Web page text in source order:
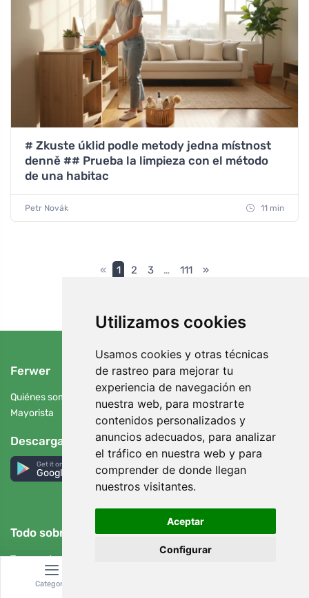
Utilizamos cookies
Usamos cookies y otras técnicas
de rastreo para mejorar tu
experiencia de navegación en
nuestra web, para mostrarte
contenidos personalizados y
anuncios adecuados, para analizar
el tráfico en nuestra web y para
comprender de donde llegan
nuestros visitantes.
Aceptar
Configurar
# Zkuste úklid podle metody jedna místnost
denně ## Prueba la limpieza con el método
de una habitac
Petr Novák 11 min
« 1 2 3 … 111 »
Ferwer
Quiénes somos
Mayorista
Descarga la app
Get it on
Google Play
Todo sobre la compra
Transporte y pago
Cambios, devoluciones y reclamaciones
Programa de fidelidad
Categoría